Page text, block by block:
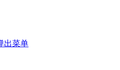
出菜单